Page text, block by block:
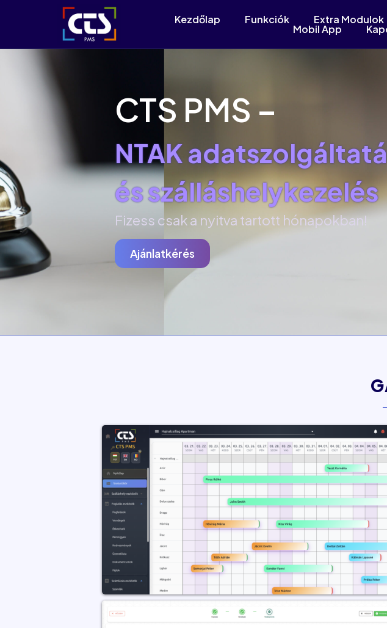
Kezdőlap Funkciók Extra Modulok
Mobil App
CTS PMS –
NTAK
és szálláshelykezelés
Fizess csak a nyitva tartott hónapokban!
Ajánlatkérés